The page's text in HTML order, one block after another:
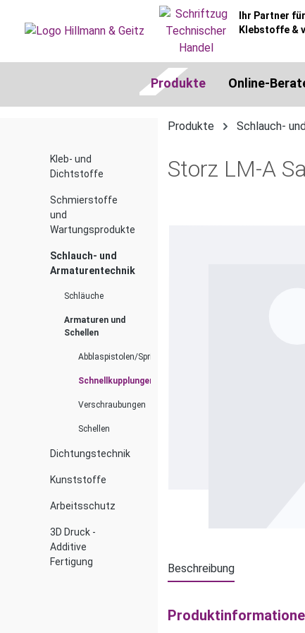
Zur Hauptnavigation springen
Ihr Partner für
Klebstoffe &
Produkte Online-
Kleb- und
Dichtstoffe
Schmierstoffe
und
Wartungsprodukte
Schlauch- und
Armaturentechnik
Schläuche
Armaturen und
Schellen
Abblaspistolen/Spritzdüsen
Schnellkupplungen
Verschraubungen
Schellen
Dichtungstechnik
Kunststoffe
Arbeitsschutz
3D Druck -
Additive
Fertigung
Produkte Schlauch-
Storz LM-A
Beschreibung